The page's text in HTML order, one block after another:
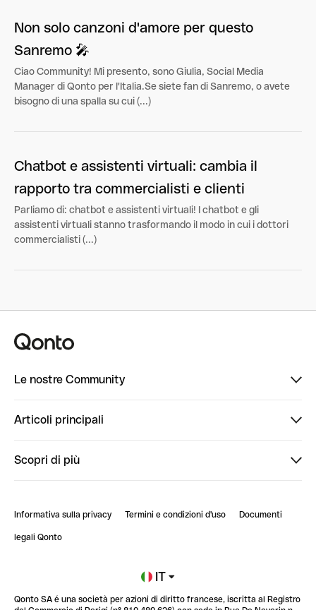
Non solo canzoni d'amore per questo
Sanremo 🎤
Ciao Community! Mi presento, sono Giulia, Social Media
Manager di Qonto per l'Italia.Se siete fan di Sanremo, o avete
bisogno di una spalla su cui (...)
Chatbot e assistenti virtuali: cambia il
rapporto tra commercialisti e clienti
Parliamo di: chatbot e assistenti virtuali! I chatbot e gli
assistenti virtuali stanno trasformando il modo in cui i dottori
commercialisti (...)
Le nostre Community
PowerUp
Articoli principali
StrongHer Mentorship | Notion: come organizzare...
Scopri di più
Blog
Glossario finanziario
Informativa sulla privacy Termini e condizioni d'uso Documenti
legali Qonto
IT
Qonto SA é una società per azioni di diritto francese, iscritta al Registro